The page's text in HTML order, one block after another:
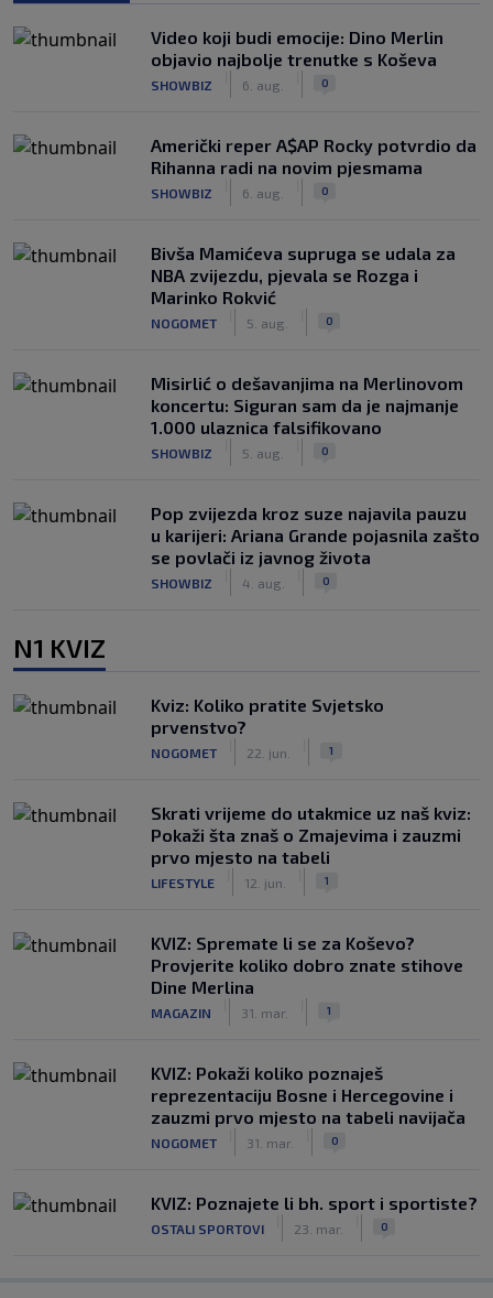
Video koji budi emocije: Dino Merlin
objavio najbolje trenutke s Koševa
SHOWBIZ 6. aug. 0
Američki reper A$AP Rocky potvrdio da
Rihanna radi na novim pjesmama
SHOWBIZ 6. aug. 0
Bivša Mamićeva supruga se udala za
NBA zvijezdu, pjevala se Rozga i
Marinko Rokvić
NOGOMET 5. aug. 0
Misirlić o dešavanjima na Merlinovom
koncertu: Siguran sam da je najmanje
1.000 ulaznica falsifikovano
SHOWBIZ 5. aug. 0
Pop zvijezda kroz suze najavila pauzu
u karijeri: Ariana Grande pojasnila zašto
se povlači iz javnog života
SHOWBIZ 4. aug. 0
N1 KVIZ
Kviz: Koliko pratite Svjetsko
prvenstvo?
NOGOMET 22. jun. 1
Skrati vrijeme do utakmice uz naš kviz:
Pokaži šta znaš o Zmajevima i zauzmi
prvo mjesto na tabeli
LIFESTYLE 12. jun. 1
KVIZ: Spremate li se za Koševo?
Provjerite koliko dobro znate stihove
Dine Merlina
MAGAZIN 31. mar. 1
KVIZ: Pokaži koliko poznaješ
reprezentaciju Bosne i Hercegovine i
zauzmi prvo mjesto na tabeli navijača
NOGOMET 31. mar. 0
KVIZ: Poznajete li bh. sport i sportiste?
OSTALI SPORTOVI 23. mar. 0